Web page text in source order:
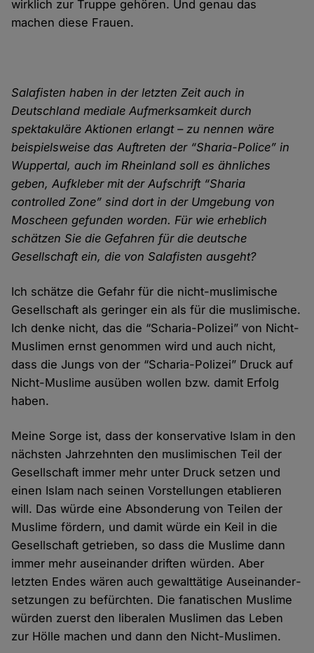
wirklich zur Truppe gehören. Und genau das
machen diese Frauen.
Salafisten haben in der letzten Zeit auch in
Deutschland mediale Aufmerk­samkeit durch
spektakuläre Aktionen erlangt – zu nennen wäre
beispiels­weise das Auftreten der “Sharia-Police” in
Wuppertal, auch im Rhein­land soll es ähnliches
geben, Aufkleber mit der Aufschrift “Sharia
controlled Zone” sind dort in der Umgebung von
Moscheen ge­funden worden. Für wie erheb­lich
schätzen Sie die Gefahren für die deutsche
Gesellschaft ein, die von Salafisten ausgeht?
Ich schätze die Gefahr für die nicht-muslimische
Gesellschaft als geringer ein als für die muslimische.
Ich denke nicht, das die “Scharia-Polizei” von Nicht-
Muslimen ernst genommen wird und auch nicht,
dass die Jungs von der “Scharia-Polizei” Druck auf
Nicht-Muslime ausüben wollen bzw. damit Erfolg
haben.
Meine Sorge ist, dass der konservative Islam in den
nächsten Jahr­zehnten den muslimischen Teil der
Gesellschaft immer mehr unter Druck setzen und
einen Islam nach seinen Vor­stellungen etablieren
will. Das würde eine Absonderung von Teilen der
Muslime fördern, und damit würde ein Keil in die
Gesellschaft getrieben, so dass die Muslime dann
immer mehr auseinander driften würden. Aber
letzten Endes wären auch gewalt­tätige Aus­einander­
setzungen zu befürchten. Die fanatischen Muslime
würden zuerst den liberalen Muslimen das Leben
zur Hölle machen und dann den Nicht-Muslimen.